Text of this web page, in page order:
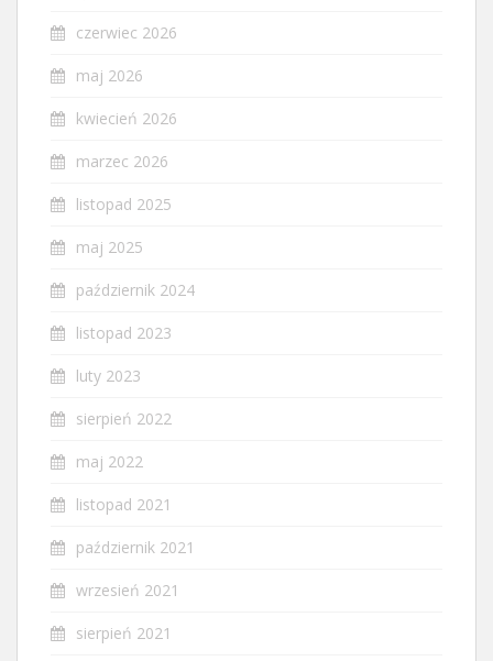
czerwiec 2026
maj 2026
kwiecień 2026
marzec 2026
listopad 2025
maj 2025
październik 2024
listopad 2023
luty 2023
sierpień 2022
maj 2022
listopad 2021
październik 2021
wrzesień 2021
sierpień 2021